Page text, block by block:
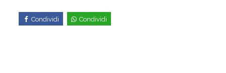
Condividi Condividi